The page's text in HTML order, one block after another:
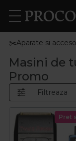
✂️Aparate si
Masini de
Promo
Filtreaza
Pret